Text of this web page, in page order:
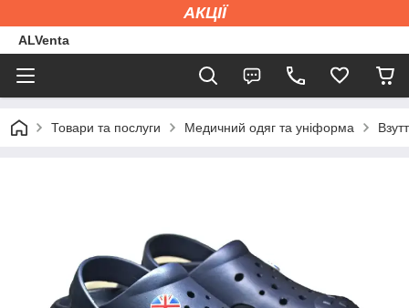
АКЦІЇ
ALVenta
Товари та послуги Медичний одяг та уніформа